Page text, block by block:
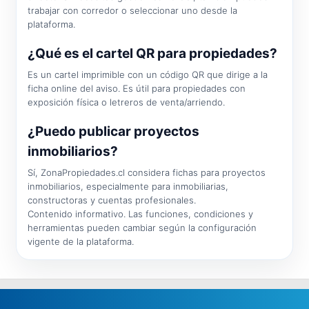
trabajar con corredor o seleccionar uno desde la
plataforma.
¿Qué es el cartel QR para propiedades?
Es un cartel imprimible con un código QR que dirige a la
ficha online del aviso. Es útil para propiedades con
exposición física o letreros de venta/arriendo.
¿Puedo publicar proyectos
inmobiliarios?
Sí, ZonaPropiedades.cl considera fichas para proyectos
inmobiliarios, especialmente para inmobiliarias,
constructoras y cuentas profesionales.
Contenido informativo. Las funciones, condiciones y
herramientas pueden cambiar según la configuración
vigente de la plataforma.